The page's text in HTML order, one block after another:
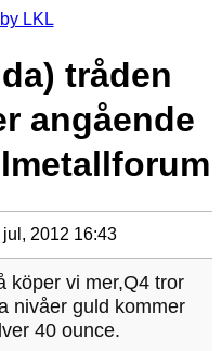
tråden
angående
2012 16:43
köper vi mer,Q4 tror
nivåer guld kommer
40 ounce.